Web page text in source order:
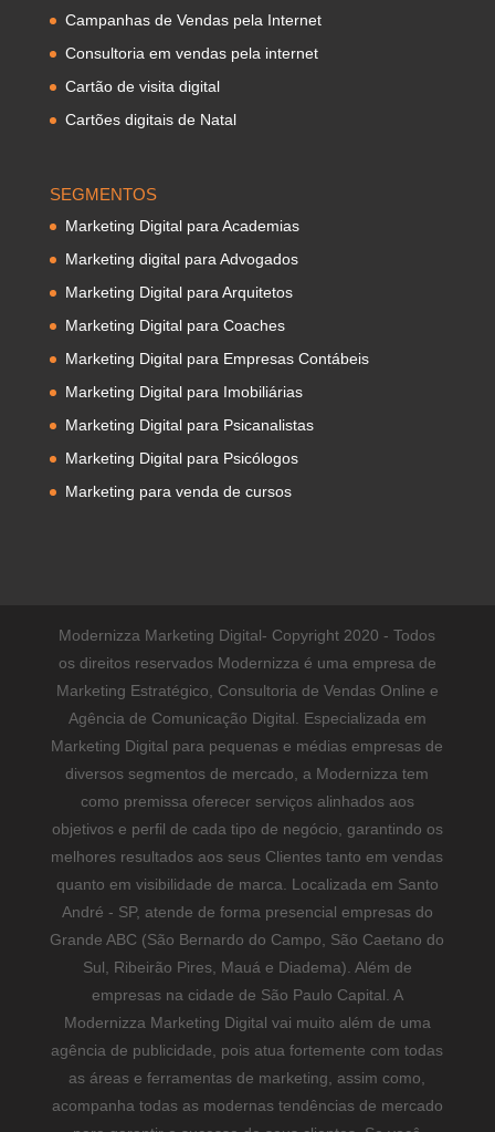
Campanhas de Vendas pela Internet
Consultoria em vendas pela internet
Cartão de visita digital
Cartões digitais de Natal
SEGMENTOS
Marketing Digital para Academias
Marketing digital para Advogados
Marketing Digital para Arquitetos
Marketing Digital para Coaches
Marketing Digital para Empresas Contábeis
Marketing Digital para Imobiliárias
Marketing Digital para Psicanalistas
Marketing Digital para Psicólogos
Marketing para venda de cursos
Modernizza Marketing Digital- Copyright 2020 - Todos
os direitos reservados Modernizza é uma empresa de
Marketing Estratégico, Consultoria de Vendas Online e
Agência de Comunicação Digital. Especializada em
Marketing Digital para pequenas e médias empresas de
diversos segmentos de mercado, a Modernizza tem
como premissa oferecer serviços alinhados aos
objetivos e perfil de cada tipo de negócio, garantindo os
melhores resultados aos seus Clientes tanto em vendas
quanto em visibilidade de marca. Localizada em Santo
André - SP, atende de forma presencial empresas do
Grande ABC (São Bernardo do Campo, São Caetano do
Sul, Ribeirão Pires, Mauá e Diadema). Além de
empresas na cidade de São Paulo Capital. A
Modernizza Marketing Digital vai muito além de uma
agência de publicidade, pois atua fortemente com todas
as áreas e ferramentas de marketing, assim como,
acompanha todas as modernas tendências de mercado